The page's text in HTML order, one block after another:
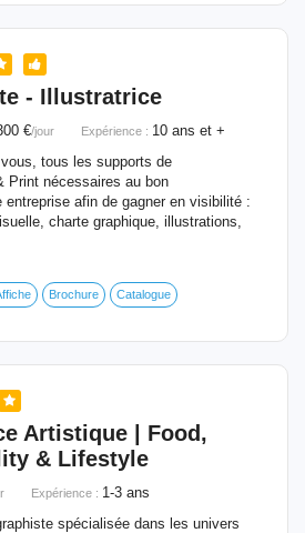
- Illustratrice
€/jour Expérience : 10 ans et +
tous les supports de
Print nécessaires au bon
entreprise afin de gagner en visibilité :
charte graphique, illustrations,
Brochure Catalogue
Artistique | Food,
& Lifestyle
Expérience : 1-3 ans
spécialisée dans les univers